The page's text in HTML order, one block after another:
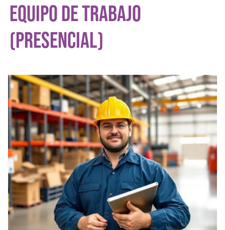
EQUIPO DE TRABAJO
(PRESENCIAL)
Imagen del curso